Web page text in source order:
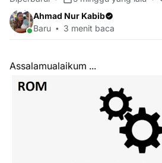
Ahmad Nur Kabib
Baru
3 menit baca
Assalamualaikum ...